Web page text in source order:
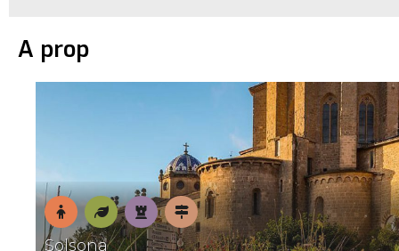
A prop
En
NaturaPatrimoni
Pobles
Solsona